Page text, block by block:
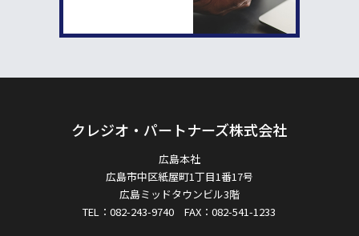
クレジオ・パートナーズ株式会社
広島本社
広島市中区紙屋町1丁目1番17号
広島ミッドタウンビル3階
TEL：082-243-9740 FAX：082-541-1233